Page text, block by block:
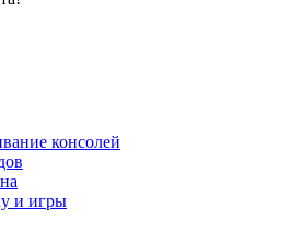
консолей
и игры